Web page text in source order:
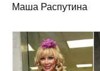
Маша Распутина